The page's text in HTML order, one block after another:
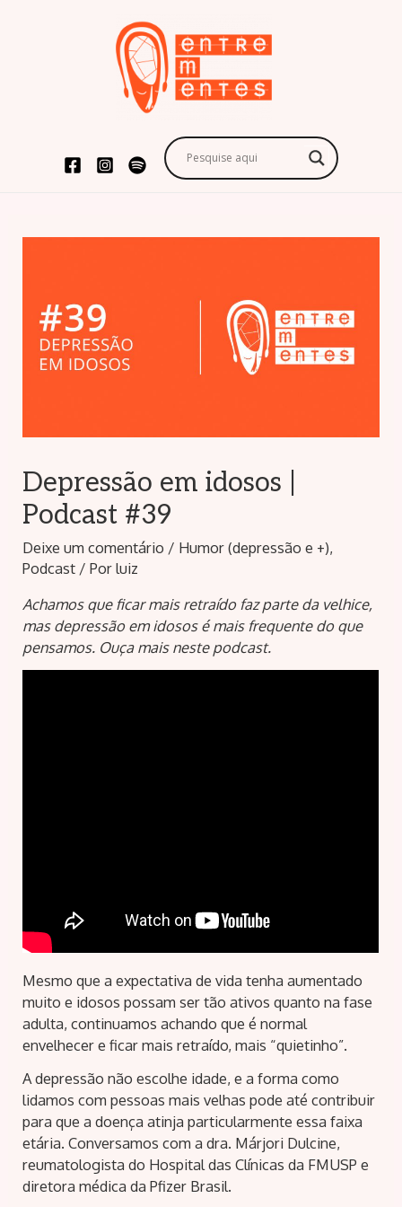
Depressão em idosos |
Podcast #39
Deixe um comentário / Humor (depressão e +),
Podcast / Porluiz
Achamos que ficar mais retraído faz parte da velhice,
mas depressão em idosos é mais frequente do que
pensamos. Ouça mais neste podcast.
Mesmo que a expectativa de vida tenha aumentado
muito e idosos possam ser tão ativos quanto na fase
adulta, continuamos achando que é normal
envelhecer e ficar mais retraído, mais “quietinho”.
A depressão não escolhe idade, e a forma como
lidamos com pessoas mais velhas pode até contribuir
para que a doença atinja particularmente essa faixa
etária. Conversamos com a dra. Márjori Dulcine,
reumatologista do Hospital das Clínicas da FMUSP e
diretora médica da Pfizer Brasil.